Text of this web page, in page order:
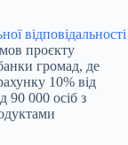
відповідальності
проєкту
громад, де
10% від
90 000 осіб з